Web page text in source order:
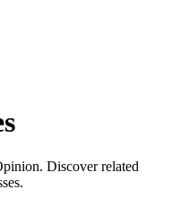
Discover related